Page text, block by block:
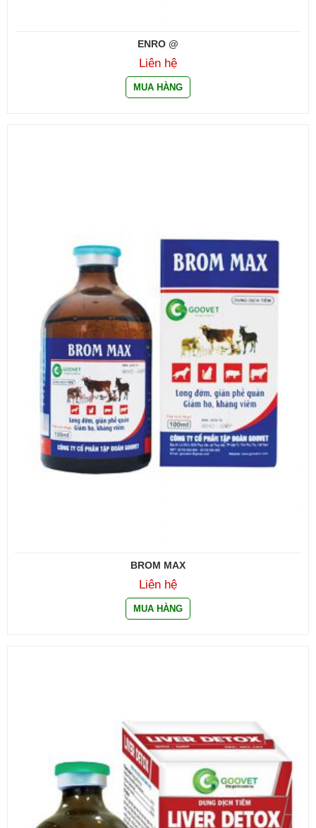
ENRO @
Liên hệ
BROM MAX
Liên hệ